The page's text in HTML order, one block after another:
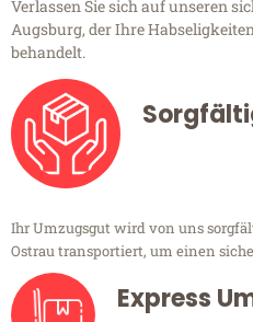
Verlassen Sie sich auf unseren
Augsburg, der Ihre
behandelt.
Ihr Umzugsgut wird von uns
Ostrau transportiert, um einen
Express